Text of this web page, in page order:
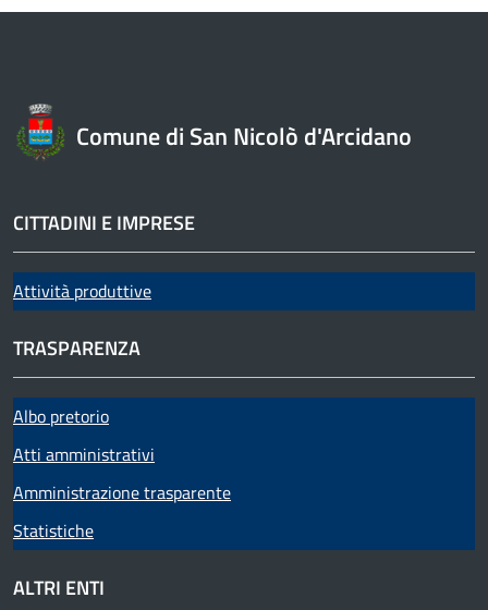
Comune di San Nicolò d'Arcidano
CITTADINI E IMPRESE
Attività produttive
TRASPARENZA
Albo pretorio
Atti amministrativi
Amministrazione trasparente
Statistiche
ALTRI ENTI